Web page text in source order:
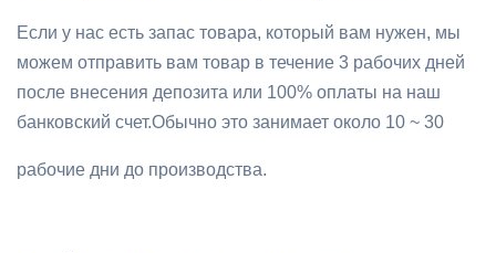
Если у нас есть запас товара, который вам нужен, мы
можем отправить вам товар в течение 3 рабочих дней
после внесения депозита или 100% оплаты на наш
банковский счет.Обычно это занимает около 10 ~ 30
рабочие дни до производства.